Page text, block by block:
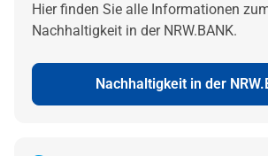
Hier finden Sie alle Informationen
Nachhaltigkeit in der NRW.BANK.
Nachhaltigkeit in der